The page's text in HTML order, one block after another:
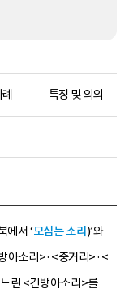
특징 및 의의
에서 ‘모심는 소리 )’와
아소리>·<중거리>·<
린 <긴방아소리>를